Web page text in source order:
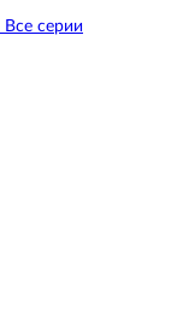
Все серии